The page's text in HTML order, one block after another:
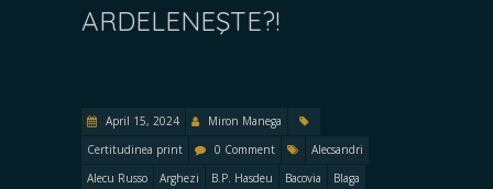
ARDELENEŞTE?!
April 15, 2024
Miron Manega
Certitudinea print
0 Comment
Alecsandri
Alecu Russo
Arghezi B.P. Hasdeu Bacovia
Blaga